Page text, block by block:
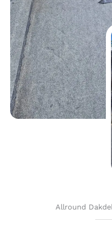
Allround